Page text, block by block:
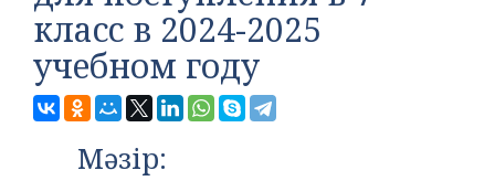
класс в 2024-2025
учебном году
Мәзір: